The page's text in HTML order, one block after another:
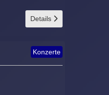
Details
Konzerte